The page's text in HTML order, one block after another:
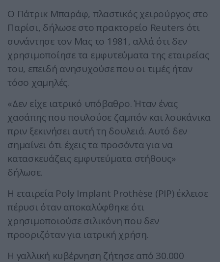
Ο Πάτρικ Μπαράφ, πλαστικός χειρούργος στο
Παρίσι, δήλωσε στο πρακτορείο Reuters ότι
συνάντησε τον Μας το 1981, αλλά ότι δεν
χρησιμοποίησε τα εμφυτεύματα της εταιρείας
του, επειδή ανησυχούσε που οι τιμές ήταν
τόσο χαμηλές.
«Δεν είχε ιατρικό υπόβαθρο. Ήταν ένας
χασάπης που πουλούσε ζαμπόν και λουκάνικα
πριν ξεκινήσει αυτή τη δουλειά. Αυτό δεν
σημαίνει ότι έχεις τα προσόντα για να
κατασκευάζεις εμφυτεύματα στήθους»
δήλωσε.
Η εταιρεία Poly Implant Prothèse (PIP) έκλεισε
πέρυσι όταν αποκαλύφθηκε ότι
χρησιμοποιούσε σιλικόνη που δεν
προοριζόταν για ιατρική χρήση.
Η γαλλική κυβέρνηση ζήτησε από 30.000